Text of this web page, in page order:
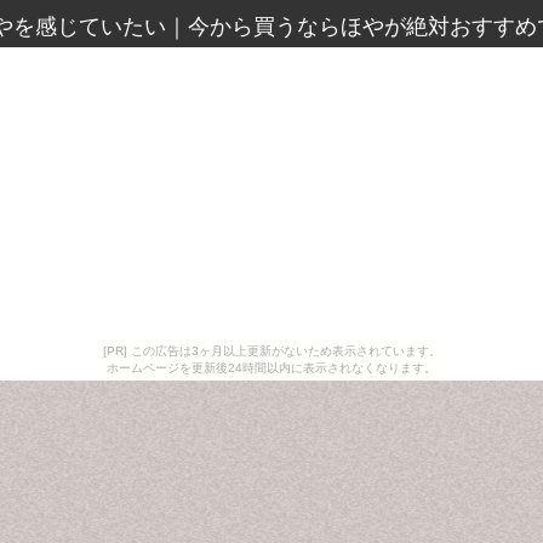
[PR] この広告は3ヶ月以上更新がないため表示されています。
ホームページを更新後24時間以内に表示されなくなります。
を感じていたい 今から買うならほやが絶対おすすめ